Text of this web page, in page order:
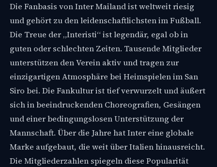
Die Fanbasis von Inter Mailand ist weltweit riesig
und gehört zu den leidenschaftlichsten im Fußball.
Die Treue der „Interisti“ ist legendär, egal ob in
guten oder schlechten Zeiten. Tausende Mitglieder
unterstützen den Verein aktiv und tragen zur
einzigartigen Atmosphäre bei Heimspielen im San
Siro bei. Die Fankultur ist tief verwurzelt und äußert
sich in beeindruckenden Choreografien, Gesängen
und einer bedingungslosen Unterstützung der
Mannschaft. Über die Jahre hat Inter eine globale
Marke aufgebaut, die weit über Italien hinausreicht.
Die Mitgliederzahlen spiegeln diese Popularität